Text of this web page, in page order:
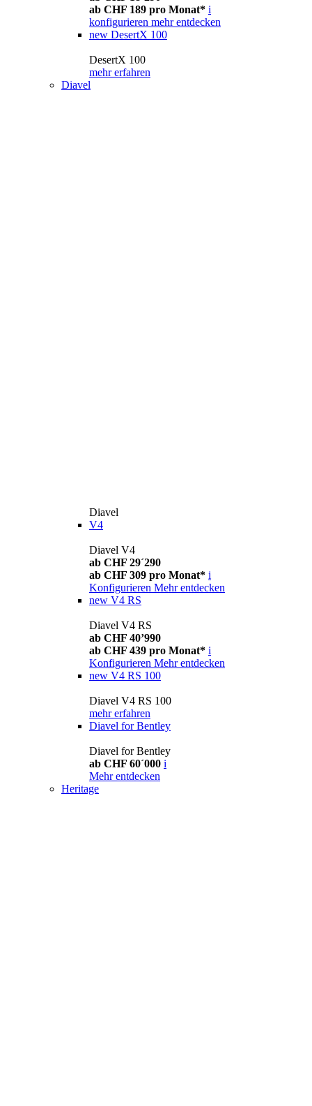
ab CHF 189 pro Monat* i
konfigurieren mehr entdecken
new DesertX 100
DesertX 100
mehr erfahren
Diavel
Diavel
V4
Diavel V4
ab CHF 29´290
ab CHF 309 pro Monat* i
Konfigurieren Mehr entdecken
new V4 RS
Diavel V4 RS
ab CHF 40’990
ab CHF 439 pro Monat* i
Konfigurieren Mehr entdecken
new V4 RS 100
Diavel V4 RS 100
mehr erfahren
Diavel for Bentley
Diavel for Bentley
ab CHF 60´000 i
Mehr entdecken
Heritage